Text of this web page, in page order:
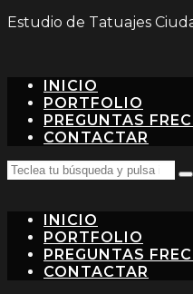
Estudio de Tatuajes
INICIO
PORTFOLIO
PREGUNTAS
CONTACTAR
Search
for:
INICIO
PORTFOLIO
PREGUNTAS
CONTACTAR